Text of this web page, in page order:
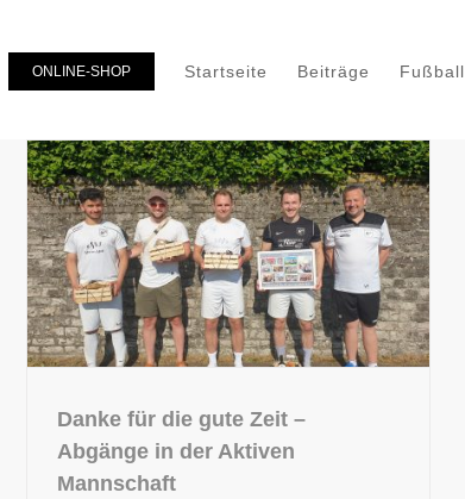
ONLINE-SHOP Startseite Beiträge Fußball
Danke für die gute Zeit –
Abgänge in der Aktiven
Mannschaft